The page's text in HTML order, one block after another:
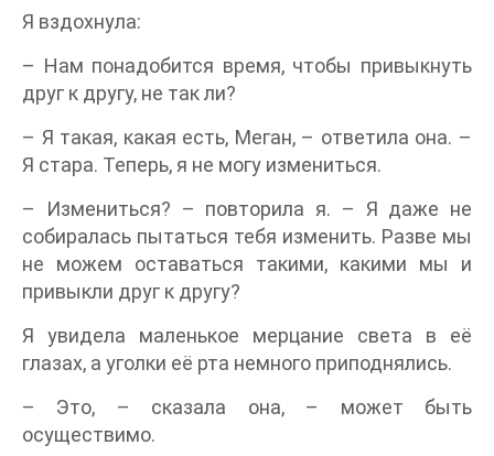
Я вздохнула:
– Нам понадобится время, чтобы привыкнуть
друг к другу, не так ли?
– Я такая, какая есть, Меган, – ответила она. –
Я стара. Теперь, я не могу измениться.
– Измениться? – повторила я. – Я даже не
собиралась пытаться тебя изменить. Разве мы
не можем оставаться такими, какими мы и
привыкли друг к другу?
Я увидела маленькое мерцание света в её
глазах, а уголки её рта немного приподнялись.
– Это, – сказала она, – может быть
осуществимо.